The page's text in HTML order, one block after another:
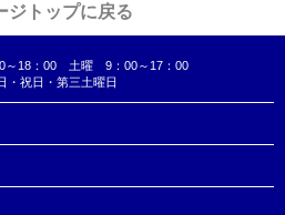
ジトップに戻る
～18：00 土曜 9：00～17：00
・祝日・第三土曜日